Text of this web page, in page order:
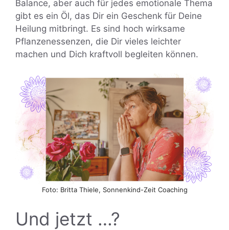
Balance, aber auch für jedes emotionale Thema
gibt es ein Öl, das Dir ein Geschenk für Deine
Heilung mitbringt. Es sind hoch wirksame
Pflanzenessenzen, die Dir vieles leichter
machen und Dich kraftvoll begleiten können.
Foto: Britta Thiele, Sonnenkind-Zeit Coaching
Und jetzt …?